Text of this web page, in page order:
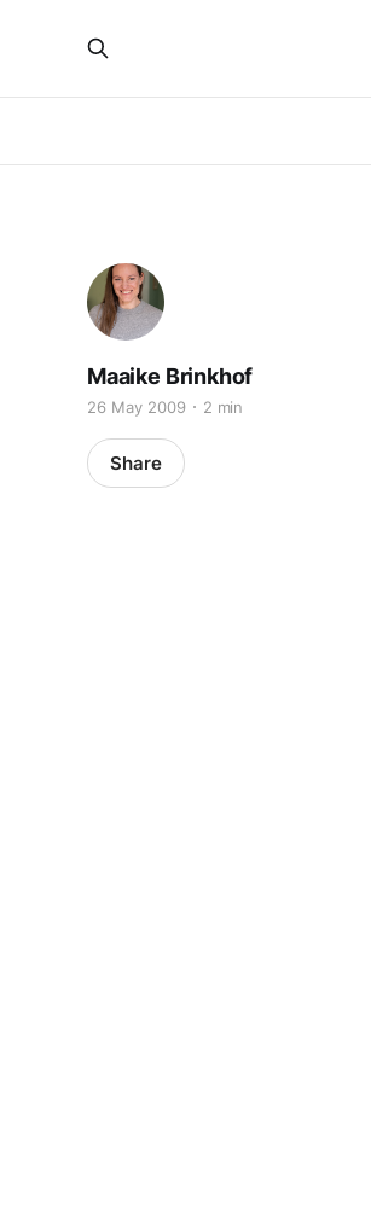
Maaike Brinkhof
26 May 2009 2 min
Share